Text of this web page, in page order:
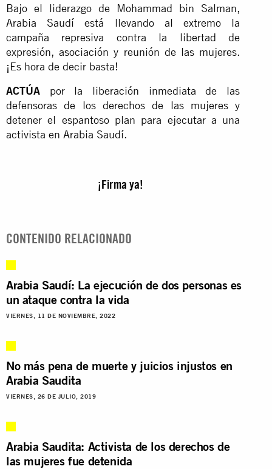
Bajo el liderazgo de Mohammad bin Salman,
Arabia Saudí está llevando al extremo la
campaña represiva contra la libertad de
expresión, asociación y reunión de las mujeres.
¡Es hora de decir basta!
ACTÚA por la liberación inmediata de las
defensoras de los derechos de las mujeres y
detener el espantoso plan para ejecutar a una
activista en Arabia Saudí.
¡Firma ya!
CONTENIDO RELACIONADO
Arabia Saudí: La ejecución de dos personas es
un ataque contra la vida
VIERNES, 11 DE NOVIEMBRE, 2022
No más pena de muerte y juicios injustos en
Arabia Saudita
VIERNES, 26 DE JULIO, 2019
Arabia Saudita: Activista de los derechos de
las mujeres fue detenida